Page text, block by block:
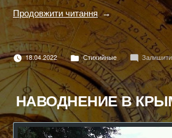
Продовжити читання"ПРО
ПОВІНЬ
У
ЗАХІДНІЙ
УКРАЇНІ"
18.04.2022
Опубліковано
в
Стихийные
НАВОДНЕНИЕ В